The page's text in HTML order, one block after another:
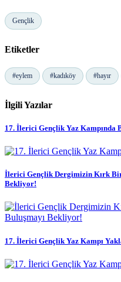
Gençlik
Etiketler
#eylem #kadıköy #hayır
İlgili Yazılar
17. İlerici Gençlik Yaz Kampında
İlerici Gençlik Dergimizin Kırk
Bekliyor!
17. İlerici Gençlik Yaz Kampı